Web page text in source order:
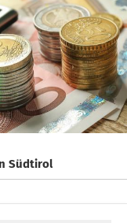
Südtirol